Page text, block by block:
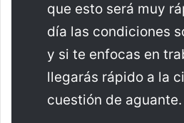
que esto será muy
día las condiciones
y si te enfocas en
llegarás rápido a la
cuestión de aguante.